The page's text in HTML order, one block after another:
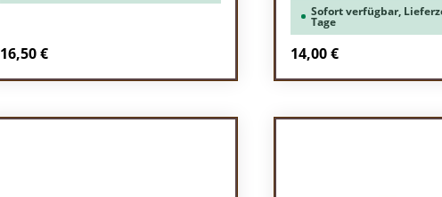
Regulärer Preis:
16,50 €
Sofort verfügbar,
Tage
Regulärer Preis:
14,00 €